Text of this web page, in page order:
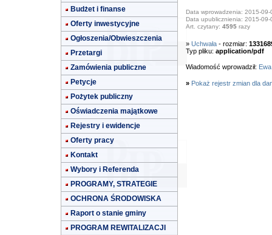
Budżet i finanse
Oferty inwestycyjne
Ogłoszenia/Obwieszczenia
Przetargi
Zamówienia publiczne
Petycje
Pożytek publiczny
Oświadczenia majątkowe
Rejestry i ewidencje
Oferty pracy
Kontakt
Wybory i Referenda
PROGRAMY, STRATEGIE
OCHRONA ŚRODOWISKA
Raport o stanie gminy
PROGRAM REWITALIZACJI
Data wprowadzenia: 2015-09-
Data upublicznienia: 2015-09-
Art. czytany: 4595razy
» Uchwała- rozmiar:
Typ pliku: application/pdf
Wiadomość wprowadził:
» Pokaż rejestr zmian dla